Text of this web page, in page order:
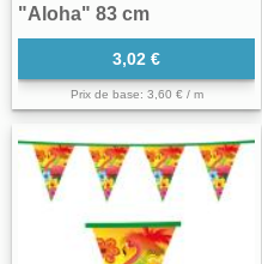
"Aloha" 83 cm
3,02 €
Prix de base: 3,60 € / m